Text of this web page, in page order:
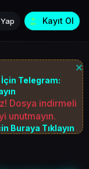
Kayıt Ol
Telegram:
Dosya indirmeli
unutmayın.
Buraya Tıklayın